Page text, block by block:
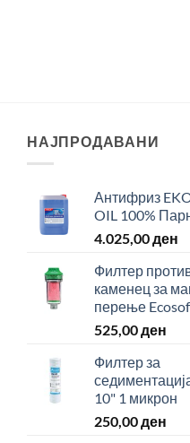
НАЈПРОДАВАНИ
Антифриз
OIL 100%
4.025,00 ден
Филтер
каменец за
перење
525,00 ден
Филтер за
10" 1 микрон
250,00 ден